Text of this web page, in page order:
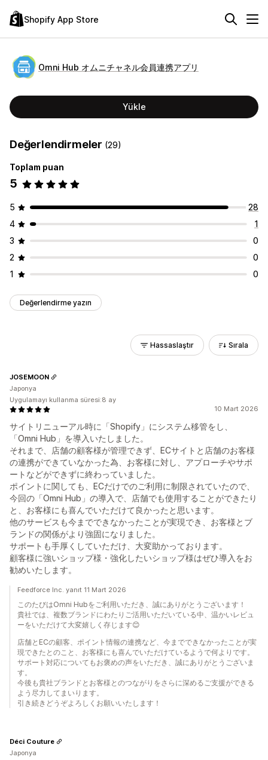
Shopify App Store
Omni Hub オムニチャネル会員連携アプリ
Yükle
Değerlendirmeler (29)
Toplam puan
5
5
28
4
1
3
0
2
0
1
0
Değerlendirme yazın
Hassaslaştır Sırala
10 Mart 2026
サイトリニューアル時に「Shopify」にシステム移管をし、
「Omni Hub」を導入いたしました。
それまで、店舗の顧客様が管理できず、ECサイトと店舗のお客様
の連携ができていなかった為、お客様に対し、アプローチやサポ
ートなどができずに終わっていました。
ポイントに関しても、ECだけでのご利用に制限されていたので、
今回の「Omni Hub」の導入で、店舗でも使用することができたり
と、お客様にも喜んでいただけて良かったと思います。
他のサービスも今までできなかったことが実現でき、お客様とブ
ランドの関係がより強固になりました。
サポートも手厚くしていただけ、大変助かっております。
顧客様に強いショップ様・強化したいショップ様はぜひ導入をお
勧めいたします。
JOSEMOON
Japonya
Uygulamayı kullanma süresi:8 ay
Feedforce Inc. yanıt 11 Mart 2026
このたびはOmni Hubをご利用いただき、誠にありがとうございます！
貴社では、複数ブランドにわたりご活用いただいている中、温かいレビュ
ーをいただけて大変嬉しく存じます😊
店舗とECの顧客、ポイント情報の連携など、今までできなかったことが実
現できたとのこと、お客様にも喜んでいただけているようで何よりです。
サポート対応についてもお褒めの声をいただき、誠にありがとうございま
す。
今後も貴社ブランドとお客様とのつながりをさらに深めるご支援ができる
よう尽力してまいります。
引き続きどうぞよろしくお願いいたします！
Déci Couture
Japonya